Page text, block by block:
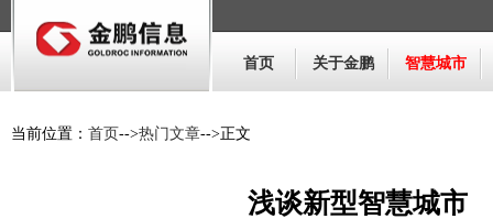
首页 关于金鹏 智慧城市
当前位置： 首页-->热门文章-->正文
浅谈新型智慧城市